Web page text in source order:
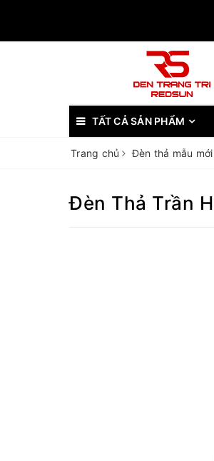
TẤT CẢ SẢN PHẨM
Trang chủ Đèn thả mẫu
Đèn Thả Trần